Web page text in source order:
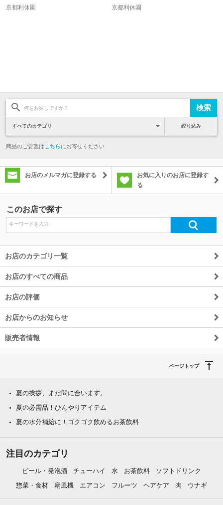
京都利休園 京都利休園
絞り込み
商品のご要望は こちらにお寄せください
お店のメルマガに登録する
お気に入りのお店に登録す
る
このお店で探す
お店のカテゴリ一覧
お店のすべての商品
お店の評価
お店からのお知らせ
販売者情報
ページトップ
夏の挨拶、まだ間に合います。
夏の必需品！ひんやりアイテム
夏の水分補給に！ゴクゴク飲めるお茶飲料
注目のカテゴリ
ビール・発泡酒 チューハイ 水 お茶飲料
ソフトドリンク
惣菜・食材
扇風機 エアコン フルーツ ヘアケア 肉 ウナギ